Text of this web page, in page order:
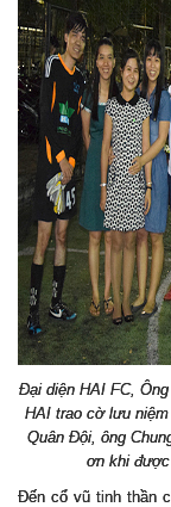
Đại diện HAI FC,
HAI trao cờ lưu
Quân Đội, ông
ơn khi
Đến cổ vũ tinh thần